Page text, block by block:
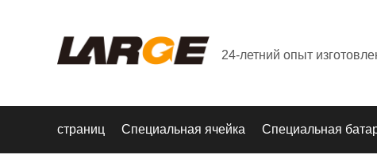
24-летний опыт
страниц Специальная ячейка Специальная